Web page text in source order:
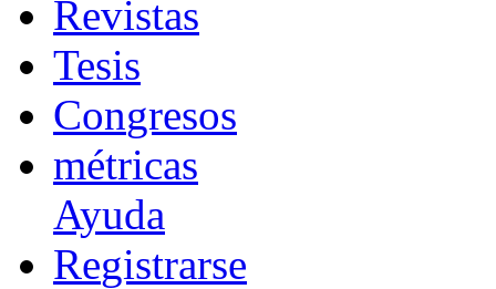
Revistas
Tesis
Congresos
métricas
Ayuda
Registrarse